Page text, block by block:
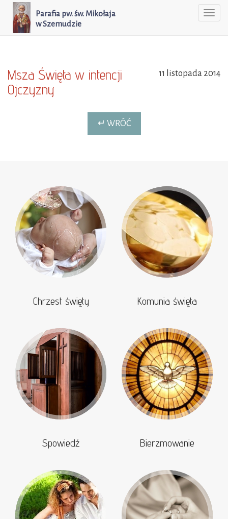
Parafia pw. św. Mikołaja
w Szemudzie
11 listopada 2014
Msza Święta w intencji
Ojczyzny
↵ WRÓĆ
Chrzest święty Komunia święta
Spowiedź Bierzmowanie